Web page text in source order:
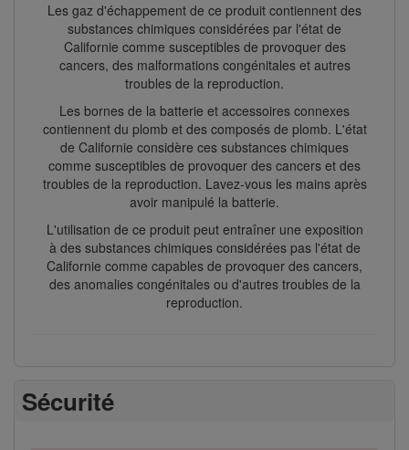
Les gaz d'échappement de ce produit contiennent des
substances chimiques considérées par l'état de
Californie comme susceptibles de provoquer des
cancers, des malformations congénitales et autres
troubles de la reproduction.
Les bornes de la batterie et accessoires connexes
contiennent du plomb et des composés de plomb. L'état
de Californie considère ces substances chimiques
comme susceptibles de provoquer des cancers et des
troubles de la reproduction. Lavez-vous les mains après
avoir manipulé la batterie.
L'utilisation de ce produit peut entraîner une exposition
à des substances chimiques considérées pas l'état de
Californie comme capables de provoquer des cancers,
des anomalies congénitales ou d'autres troubles de la
reproduction.
Sécurité